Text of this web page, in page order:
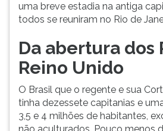
uma breve estadia na antiga
todos se reuniram no Rio de
Da abertura dos
Reino Unido
O Brasil que o regente e sua
tinha dezessete capitanias e
3,5 e 4 milhões de habitantes,